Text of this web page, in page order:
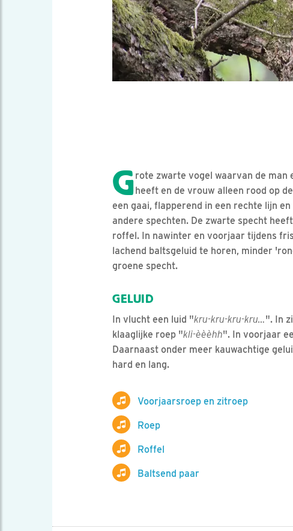
Grote zwarte vogel waarvan de man
heeft en de vrouw alleen rood op
een gaai, flapperend in een rechte lijn
andere spechten. De zwarte specht
roffel. In nawinter en voorjaar tijdens
lachend baltsgeluid te horen, minder
groene specht.
GELUID
In vlucht een luid "kru-kru-kru-kru…". In
klaaglijke roep "kli-èèèhh". In voorjaar
Daarnaast onder meer kauwachtige
hard en lang.
Voorjaarsroep en zitroep
Roep
Roffel
Baltsend paar